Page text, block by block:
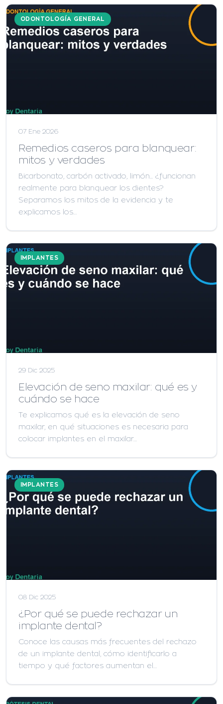
ODONTOLOGÍA GENERAL
07 Ene 2026
Remedios caseros para blanquear:
mitos y verdades
Bicarbonato, carbón activado, limón... ¿funcionan
realmente para blanquear los dientes?
Separamos los mitos de la evidencia y te
explicamos los…
IMPLANTES
29 Dic 2025
Elevación de seno maxilar: qué es y
cuándo se hace
Te explicamos qué es la elevación de seno
maxilar, en qué situaciones es necesaria para
colocar implantes en el maxilar…
IMPLANTES
08 Dic 2025
¿Por qué se puede rechazar un
implante dental?
Conoce las causas más frecuentes del rechazo
de un implante dental, cómo identificarlo a
tiempo y qué factores aumentan el…